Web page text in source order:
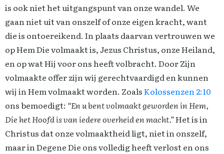
is ook niet het uitgangspunt van onze wandel. We
gaan niet uit van onszelf of onze eigen kracht, want
die is ontoereikend. In plaats daarvan vertrouwen we
op Hem Die volmaakt is, Jezus Christus, onze Heiland,
en op wat Hij voor ons heeft volbracht. Door Zijn
volmaakte offer zijn wij gerechtvaardigd en kunnen
wij in Hem volmaakt worden. ZoalsKolossenzen 2:10
ons bemoedigt: “En u bent volmaakt geworden in Hem,
Die het Hoofd is van iedere overheid en macht.”Het is in
Christus dat onze volmaaktheid ligt, niet in onszelf,
maar in Degene Die ons volledig heeft verlost en ons